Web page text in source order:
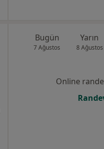
Bugün
7 Ağustos
Yarın
8 Ağustos
Online